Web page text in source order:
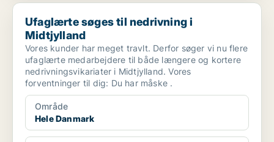
Ufaglærte søges til nedrivning i Midtjylland
Ufaglærte søges til nedrivning i
Midtjylland
Vores kunder har meget travlt. Derfor søger vi nu flere
ufaglærte medarbejdere til både længere og kortere
nedrivningsvikariater i Midtjylland. Vores
forventninger til dig: Du har måske .
Område
Hele Danmark